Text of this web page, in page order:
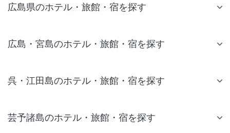
広島県のホテル・旅館・宿を探す
広島・宮島のホテル・旅館・宿を探す
呉・江田島のホテル・旅館・宿を探す
芸予諸島のホテル・旅館・宿を探す